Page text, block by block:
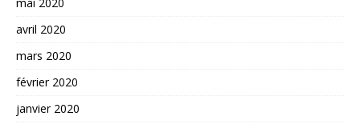
avril 2020
mars 2020
février 2020
janvier 2020